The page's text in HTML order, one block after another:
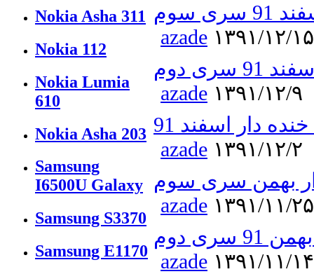
Nokia Asha 311
Nokia 112
Nokia Lumia
610
Nokia Asha 203
Samsung
I6500U Galaxy
Samsung S3370
Samsung E1170
سوم
azade ۱۳۹۱/۱۲/۱۵
دوم
azade ۱۳۹۱/۱۲/۹
دار اسفند 91
azade ۱۳۹۱/۱۲/۲
بهمن سری سوم
azade ۱۳۹۱/۱۱/۲۵
دوم
azade ۱۳۹۱/۱۱/۱۴